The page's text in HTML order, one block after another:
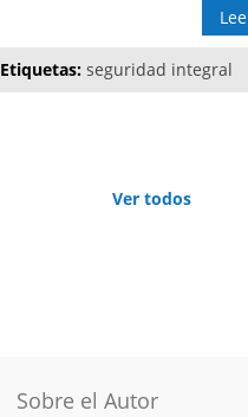
Etiquetas: seguridad integral
Ver todos
Sobre el Autor